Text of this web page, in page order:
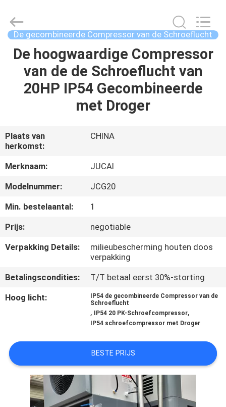
HUIS
PRODUCTEN
ONS
FABRIEKSREIS
KWALITEITSCONTROLE
CONTACTEER
ONS
NIEUWS
EEN
CITAAT
SITEMAP
Enterprise
Management
Services
Rights
De gecombineerde Compressor van de Schroeflucht
De hoogwaardige Compressor
van de de Schroeflucht van
20HP IP54 Gecombineerde
met Droger
Plaats van
herkomst:
CHINA
Merknaam:
JUCAI
Modelnummer:
JCG20
Min. bestelaantal:
1
Prijs:
negotiable
Verpakking Details:
milieubescherming houten doos
verpakking
Betalingscondities:
T/T betaal eerst 30%-storting
Hoog licht:
IP54 de gecombineerde Compressor van de
Schroeflucht
, IP54 20 PK-Schroefcompressor,
IP54 schroefcompressor met Droger
BESTE PRIJS